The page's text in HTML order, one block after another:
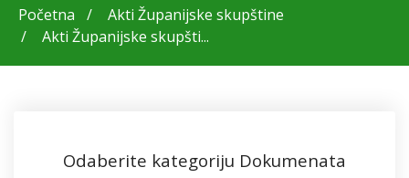
Početna
Akti Županijske skupštine
Akti Županijske skupšti...
Odaberite kategoriju Dokumenata